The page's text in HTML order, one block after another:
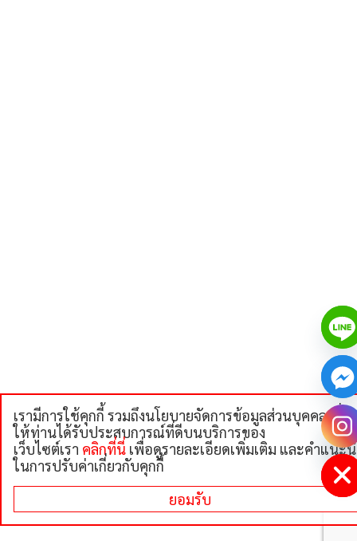
เรามีการใช้คุกกี้ รวมถึงนโยบายจัดการข้อมูลส่วนบุคคลเพื่อ
ให้ท่านได้รับประสบการณ์ที่ดีบนบริการของ
เว็บไซต์เรา คลิกที่นี่ เพื่อดูรายละเอียดเพิ่มเติม และคําแนะ
ในการปรับค่าเกี่ยวกับคุกกี้
ยอมรับ
Hide
chaty